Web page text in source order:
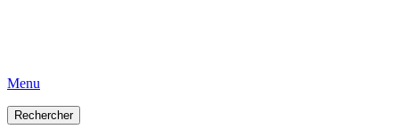
Menu
Rechercher